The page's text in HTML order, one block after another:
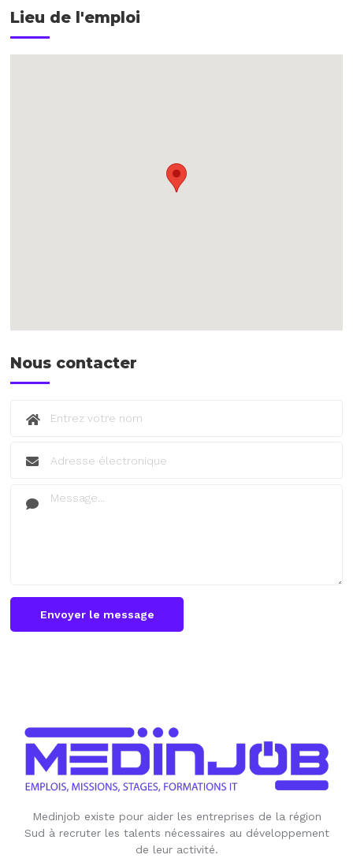
Lieu de l'emploi
Nous contacter
Envoyer le message
Medinjob existe pour aider les entreprises de la région
Sud à recruter les talents nécessaires au développement
de leur activité.